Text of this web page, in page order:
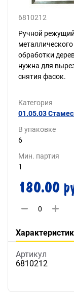
6810212
Ручной
обработки
нужна для
снятия фасок.
Категория
01.05.03
В упаковке
6
Мин. партия
1
180.00
Артикул
6810212